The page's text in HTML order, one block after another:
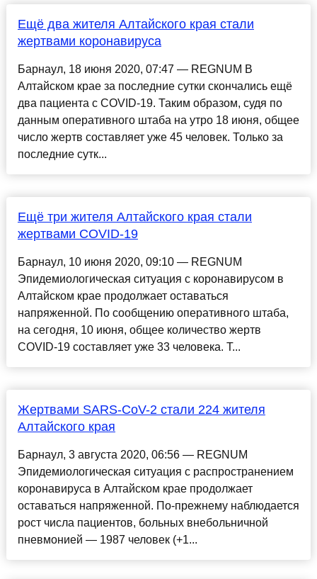
Ещё два жителя Алтайского края стали
жертвами коронавируса
Барнаул, 18 июня 2020, 07:47 — REGNUM В
Алтайском крае за последние сутки скончались ещё
два пациента с COVID-19. Таким образом, судя по
данным оперативного штаба на утро 18 июня, общее
число жертв составляет уже 45 человек. Только за
последние сутк...
Ещё три жителя Алтайского края стали
жертвами COVID-19
Барнаул, 10 июня 2020, 09:10 — REGNUM
Эпидемиологическая ситуация с коронавирусом в
Алтайском крае продолжает оставаться
напряженной. По сообщению оперативного штаба,
на сегодня, 10 июня, общее количество жертв
COVID-19 составляет уже 33 человека. Т...
Жертвами SARS-CoV-2 стали 224 жителя
Алтайского края
Барнаул, 3 августа 2020, 06:56 — REGNUM
Эпидемиологическая ситуация с распространением
коронавируса в Алтайском крае продолжает
оставаться напряженной. По-прежнему наблюдается
рост числа пациентов, больных внебольничной
пневмонией — 1987 человек (+1...